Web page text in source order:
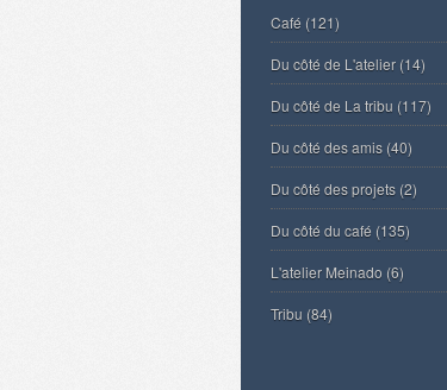
Café (121)
Du côté de L'atelier (14)
Du côté de La tribu (117)
Du côté des amis (40)
Du côté des projets (2)
Du côté du café (135)
L'atelier Meinado (6)
Tribu (84)